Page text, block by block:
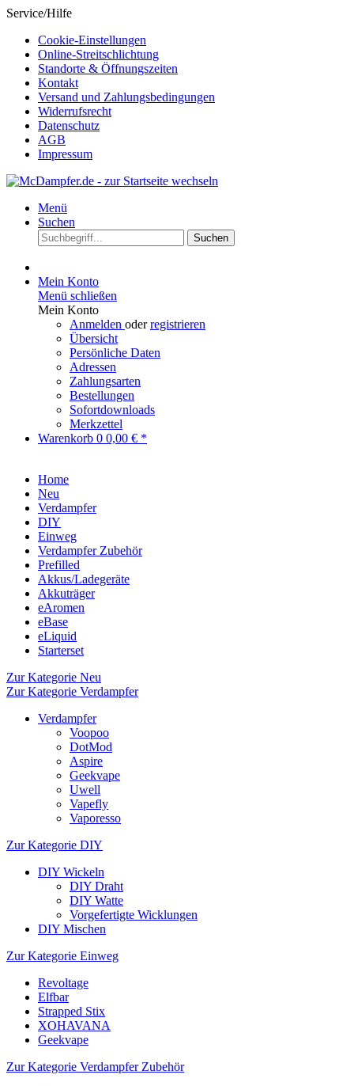
Service/Hilfe
Cookie-Einstellungen
Online-Streitschlichtung
Standorte & Öffnungszeiten
Kontakt
Versand und Zahlungsbedingungen
Widerrufsrecht
Datenschutz
AGB
Impressum
Menü
Suchen
Suchen
Mein Konto
Menü schließen
Mein Konto
Anmelden oderregistrieren
Übersicht
Persönliche Daten
Adressen
Zahlungsarten
Bestellungen
Sofortdownloads
Merkzettel
Warenkorb 0 0,00 € *
Home
Neu
Verdampfer
DIY
Einweg
Verdampfer Zubehör
Prefilled
Akkus/Ladegeräte
Akkuträger
eAromen
eBase
eLiquid
Starterset
Zur Kategorie Neu
Zur Kategorie Verdampfer
Verdampfer
Voopoo
DotMod
Aspire
Geekvape
Uwell
Vapefly
Vaporesso
Zur Kategorie DIY
DIY Wickeln
DIY Draht
DIY Watte
Vorgefertigte Wicklungen
DIY Mischen
Zur Kategorie Einweg
Revoltage
Elfbar
Strapped Stix
XOHAVANA
Geekvape
Zur Kategorie Verdampfer Zubehör